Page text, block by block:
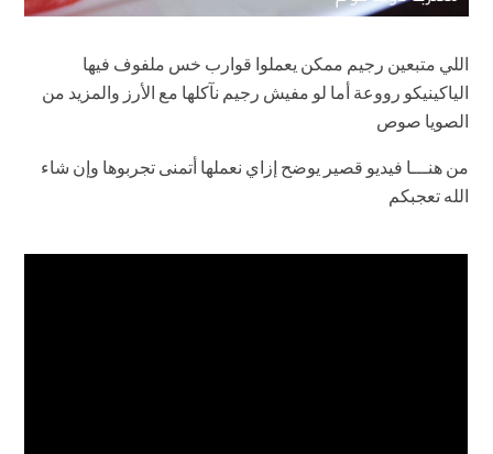
اللي متبعين رجيم ممكن يعملوا قوارب خس ملفوف فيها
الياكينيكو رووعة أما لو مفيش رجيم نآكلها مع الأرز والمزيد من
الصويا صوص
من هنـــا فيديو قصير يوضح إزاي نعملها أتمنى تجربوها وإن شاء
الله تعجبكم